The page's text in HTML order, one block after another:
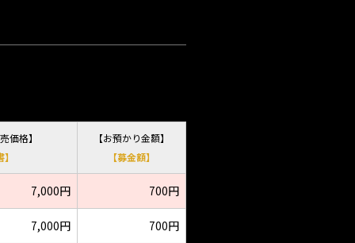
価格】
【お預かり金額】
【募金額】
7,000円 700円
7,000円 700円